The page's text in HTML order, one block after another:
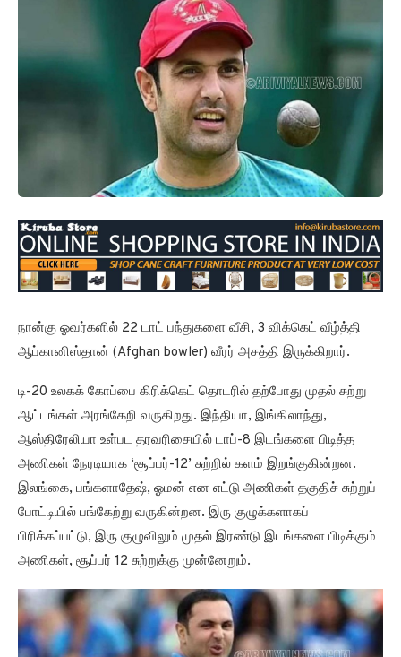
நான்கு ஓவர்களில் 22 டாட் பந்துகளை வீசி, 3 விக்கெட் வீழ்த்தி
ஆப்கானிஸ்தான் (Afghan bowler) வீரர் அசத்தி இருக்கிறார்.
டி-20 உலகக் கோப்பை கிரிக்கெட் தொடரில் தற்போது முதல் சுற்று
ஆட்டங்கள் அரங்கேறி வருகிறது. இந்தியா, இங்கிலாந்து,
ஆஸ்திரேலியா உள்பட தரவரிசையில் டாப்-8 இடங்களை பிடித்த
அணிகள் நேரடியாக ‘சூப்பர்-12’ சுற்றில் களம் இறங்குகின்றன.
இலங்கை, பங்களாதேஷ், ஓமன் என எட்டு அணிகள் தகுதிச் சுற்றுப்
போட்டியில் பங்கேற்று வருகின்றன. இரு குழுக்களாகப்
பிரிக்கப்பட்டு, இரு குழுவிலும் முதல் இரண்டு இடங்களை பிடிக்கும்
அணிகள், சூப்பர் 12 சுற்றுக்கு முன்னேறும்.